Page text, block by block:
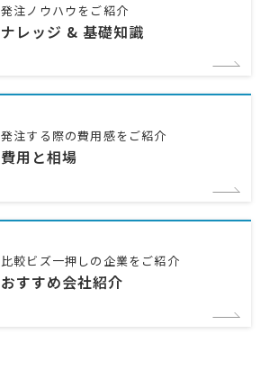
発注ノウハウをご紹介
ナレッジ & 基礎知識
発注する際の費用感をご紹介
費用と相場
比較ビズ一押しの企業をご紹介
おすすめ会社紹介